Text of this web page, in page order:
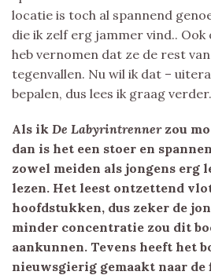
locatie is toch al spannend
die ik zelf erg jammer vind..
heb vernomen dat ze de rest
tegenvallen. Nu wil ik dat –
bepalen, dus lees ik graag verder.
Als ik De Labyrintrennerzou
dan is het een stoer en
zowel meiden als jongens erg
lezen. Het leest ontzettend
hoofdstukken, dus zeker de
minder concentratie zou dit
aankunnen. Tevens heeft het
nieuwsgierig gemaakt naar de